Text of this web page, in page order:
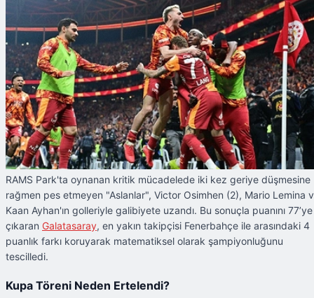
RAMS Park'ta oynanan kritik mücadelede iki kez geriye düşmesine
rağmen pes etmeyen "Aslanlar", Victor Osimhen (2), Mario Lemina
Kaan Ayhan'ın golleriyle galibiyete uzandı. Bu sonuçla puanını 77’ye
çıkaran Galatasaray, en yakın takipçisi Fenerbahçe ile arasındaki 4
puanlık farkı koruyarak matematiksel olarak şampiyonluğunu
tescilledi.
Kupa Töreni Neden Ertelendi?